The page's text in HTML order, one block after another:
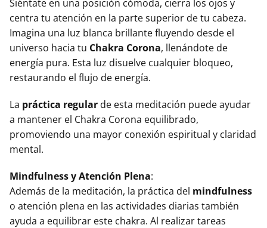
Siéntate en una posición cómoda, cierra los ojos y
centra tu atención en la parte superior de tu cabeza.
Imagina una luz blanca brillante fluyendo desde el
universo hacia tu Chakra Corona, llenándote de
energía pura. Esta luz disuelve cualquier bloqueo,
restaurando el flujo de energía.
La práctica regular de esta meditación puede ayudar
a mantener el Chakra Corona equilibrado,
promoviendo una mayor conexión espiritual y claridad
mental.
Mindfulness y Atención Plena:
Además de la meditación, la práctica del mindfulness
o atención plena en las actividades diarias también
ayuda a equilibrar este chakra. Al realizar tareas